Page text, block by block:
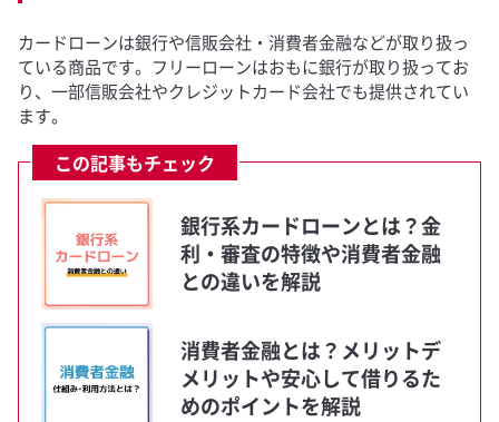
カードローンは銀行や信販会社・消費者金融などが取り扱っ
ている商品です。フリーローンはおもに銀行が取り扱ってお
り、一部信販会社やクレジットカード会社でも提供されてい
ます。
この記事もチェック
銀行系カードローンとは？金
利・審査の特徴や消費者金融
との違いを解説
消費者金融とは？メリットデ
メリットや安心して借りるた
めのポイントを解説